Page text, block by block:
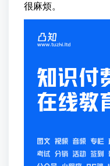
很麻烦。